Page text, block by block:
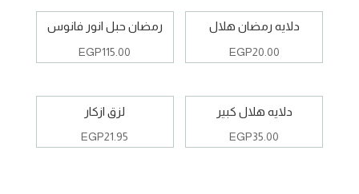
دلايه رمضان هلال
EGP20.00
رمضان حبل انور فانوس
EGP115.00
دلايه هلال كبير
EGP35.00
لزق ازكار
EGP21.95